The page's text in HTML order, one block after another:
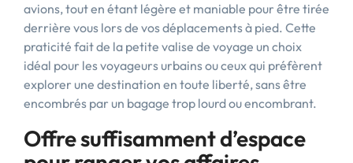
avions, tout en étant légère et maniable pour être tirée
derrière vous lors de vos déplacements à pied. Cette
praticité fait de la petite valise de voyage un choix
idéal pour les voyageurs urbains ou ceux qui préfèrent
explorer une destination en toute liberté, sans être
encombrés par un bagage trop lourd ou encombrant.
Offre suffisamment d’espace